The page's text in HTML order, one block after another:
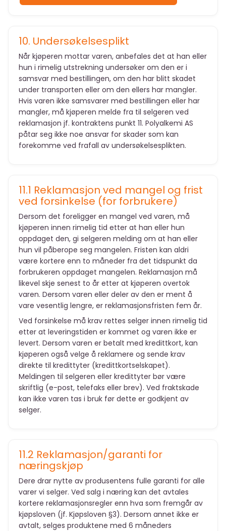
10. Undersøkelsesplikt
Når kjøperen mottar varen, anbefales det at han eller
hun i rimelig utstrekning undersøker om den er i
samsvar med bestillingen, om den har blitt skadet
under transporten eller om den ellers har mangler.
Hvis varen ikke samsvarer med bestillingen eller har
mangler, må kjøperen melde fra til selgeren ved
reklamasjon jf. kontraktens punkt 11. Polyalkemi AS
påtar seg ikke noe ansvar for skader som kan
forekomme ved frafall av undersøkelsesplikten.
11.1 Reklamasjon ved mangel og frist
ved forsinkelse (for forbrukere)
Dersom det foreligger en mangel ved varen, må
kjøperen innen rimelig tid etter at han eller hun
oppdaget den, gi selgeren melding om at han eller
hun vil påberope seg mangelen. Fristen kan aldri
være kortere enn to måneder fra det tidspunkt da
forbrukeren oppdaget mangelen. Reklamasjon må
likevel skje senest to år etter at kjøperen overtok
varen. Dersom varen eller deler av den er ment å
vare vesentlig lengre, er reklamasjonsfristen fem år.
Ved forsinkelse må krav rettes selger innen rimelig tid
etter at leveringstiden er kommet og varen ikke er
levert. Dersom varen er betalt med kredittkort, kan
kjøperen også velge å reklamere og sende krav
direkte til kredittyter (kredittkortselskapet).
Meldingen til selgeren eller kredittyter bør være
skriftlig (e-post, telefaks eller brev). Ved fraktskade
kan ikke varen tas i bruk før dette er godkjent av
selger.
11.2 Reklamasjon/garanti for
næringskjøp
Dere drar nytte av produsentens fulle garanti for alle
varer vi selger. Ved salg i næring kan det avtales
kortere reklamasjonsregler enn hva som fremgår av
kjøpsloven (jf. Kjøpsloven §3). Dersom annet ikke er
avtalt, selges produktene med 6 måneders